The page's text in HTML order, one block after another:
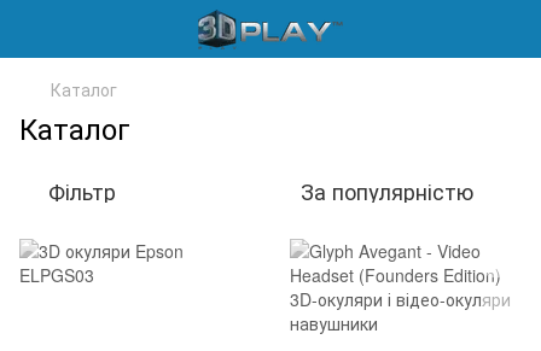
Каталог
Каталог
Фільтр За популярністю